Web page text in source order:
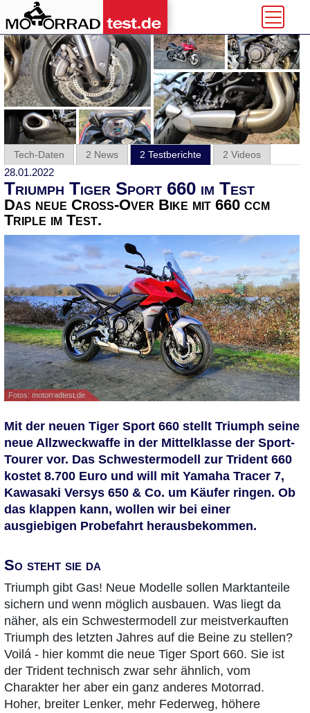
Tech-Daten 2 News 2 Testberichte 2 Videos
28.01.2022
Triumph Tiger Sport 660 im Test
Das neue Cross-Over Bike mit 660 ccm
Triple im Test.
Fotos: motorradtest.de
Mit der neuen Tiger Sport 660 stellt Triumph seine
neue Allzweckwaffe in der Mittelklasse der Sport-
Tourer vor. Das Schwestermodell zur Trident 660
kostet 8.700 Euro und will mit Yamaha Tracer 7,
Kawasaki Versys 650 & Co. um Käufer ringen. Ob
das klappen kann, wollen wir bei einer
ausgiebigen Probefahrt herausbekommen.
So steht sie da
Triumph gibt Gas! Neue Modelle sollen Marktanteile
sichern und wenn möglich ausbauen. Was liegt da
näher, als ein Schwestermodell zur meistverkauften
Triumph des letzten Jahres auf die Beine zu stellen?
Voilá - hier kommt die neue Tiger Sport 660. Sie ist
der Trident technisch zwar sehr ähnlich, vom
Charakter her aber ein ganz anderes Motorrad.
Hoher, breiter Lenker, mehr Federweg, höhere